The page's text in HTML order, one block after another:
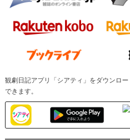
観劇日記アプリ「シアティ」をダウンロ
できます。